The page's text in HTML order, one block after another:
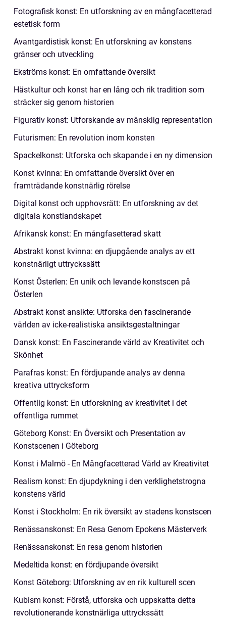
Fotografisk konst: En utforskning av en mångfacetterad
estetisk form
Avantgardistisk konst: En utforskning av konstens
gränser och utveckling
Ekströms konst: En omfattande översikt
Hästkultur och konst har en lång och rik tradition som
sträcker sig genom historien
Figurativ konst: Utforskande av mänsklig representation
Futurismen: En revolution inom konsten
Spackelkonst: Utforska och skapande i en ny dimension
Konst kvinna: En omfattande översikt över en
framträdande konstnärlig rörelse
Digital konst och upphovsrätt: En utforskning av det
digitala konstlandskapet
Afrikansk konst: En mångfasetterad skatt
Abstrakt konst kvinna: en djupgående analys av ett
konstnärligt uttryckssätt
Konst Österlen: En unik och levande konstscen på
Österlen
Abstrakt konst ansikte: Utforska den fascinerande
världen av icke-realistiska ansiktsgestaltningar
Dansk konst: En Fascinerande värld av Kreativitet och
Skönhet
Parafras konst: En fördjupande analys av denna
kreativa uttrycksform
Offentlig konst: En utforskning av kreativitet i det
offentliga rummet
Göteborg Konst: En Översikt och Presentation av
Konstscenen i Göteborg
Konst i Malmö - En Mångfacetterad Värld av Kreativitet
Realism konst: En djupdykning i den verklighetstrogna
konstens värld
Konst i Stockholm: En rik översikt av stadens konstscen
Renässanskonst: En Resa Genom Epokens Mästerverk
Renässanskonst: En resa genom historien
Medeltida konst: en fördjupande översikt
Konst Göteborg: Utforskning av en rik kulturell scen
Kubism konst: Förstå, utforska och uppskatta detta
revolutionerande konstnärliga uttryckssätt